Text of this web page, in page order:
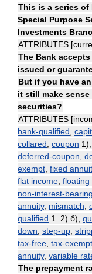
This is a series
Special Purpose
Investments
ATTRIBUTES
The Bank
issued or
But if you have
it still make
securities?
ATTRIBUTES
bank-qualified
collared coupon 1),
deferred-coupon
exempt fixed
flat income floating
non-interest-bearing
annuity, mismatch
qualified 1. 2) б),
down step-up
tax-free tax-exempt
annuity, variable
The prepayment